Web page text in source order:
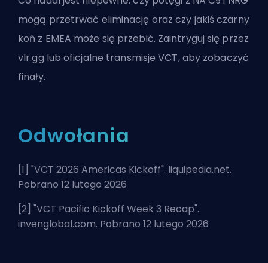
mogą przetrwać eliminację oraz czy jakiś czarny
koń z EMEA może się przebić. Zaintryguj się przez
vlr.gg lub oficjalne transmisje VCT, aby zobaczyć
finały.
Odwołania
[1] "VCT 2026 Americas Kickoff". liquipedia.net.
Pobrano 12 lutego 2026
[2] "VCT Pacific Kickoff Week 3 Recap".
invenglobal.com. Pobrano 12 lutego 2026